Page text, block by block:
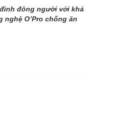
đông người với khả
O’Pro chống ăn